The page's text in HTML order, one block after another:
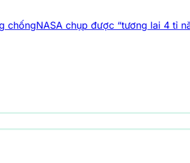
được “tương lai 4 tỉ năm sau của